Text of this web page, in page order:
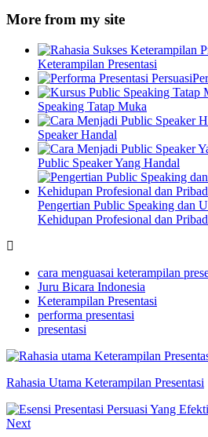
More from my site
Keterampilan Presentasi
Speaking Tatap Muka
Speaker Handal
Public Speaker Yang Handal
Pengertian Public Speaking dan
Kehidupan Profesional dan
cara menguasai keterampilan
Juru Bicara Indonesia
Keterampilan Presentasi
performa presentasi
presentasi
Rahasia Utama Keterampilan Presentasi
Next